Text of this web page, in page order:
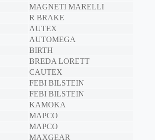
MAGNETI MARELLI
R BRAKE
AUTEX
AUTOMEGA
BIRTH
BREDA LORETT
CAUTEX
FEBI BILSTEIN
FEBI BILSTEIN
KAMOKA
MAPCO
MAPCO
MAXGEAR